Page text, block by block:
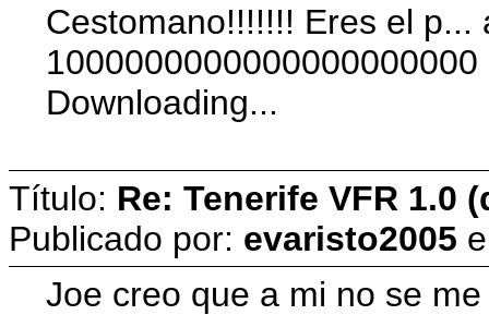
Cestomano!!!!!!! Eres el p...
Downloading...
Título: Re: Tenerife VFR 1.0
Publicado por: evaristo2005
Joe creo que a mi no se